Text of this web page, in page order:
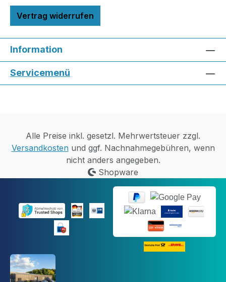
Vertrag widerrufen
Information
Servicemenü
Alle Preise inkl. gesetzl. Mehrwertsteuer zzgl.
Versandkostenund ggf. Nachnahmegebühren, wenn
nicht anders angegeben.
Shopware